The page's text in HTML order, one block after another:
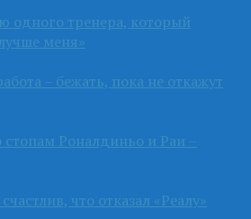
одного тренера, который
меня»
– бежать, пока не откажут
Роналдиньо и Раи –
что отказал «Реалу»